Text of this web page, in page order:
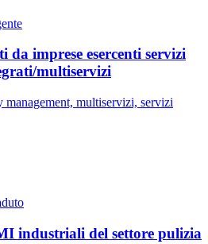
imprese esercenti servizi
multiservizi
multiservizi, servizi
industriali del settore pulizia